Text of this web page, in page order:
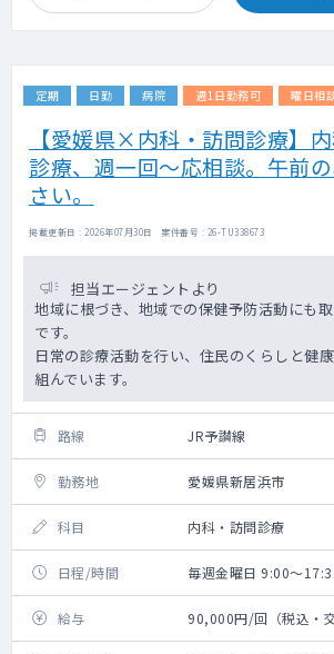
定期 日勤 病院 週1日勤務可 曜日相
【愛媛県×内科・訪問診療】
診療、週一回～応相談。午前
さい。
掲載更新日 : 2026年07月30日 案件番号 : 26-TU338673
担当エージェントより
地域に根づき、地域での保健予防活動にも
です。
日常の診療活動を行い、住民のくらしと健
組んでいます。
路線 JR予讃線
勤務地 愛媛県新居浜市
科目 内科・訪問診療
日程/時間 毎週金曜日 9:00～
給与 90,000円/回（税込・交